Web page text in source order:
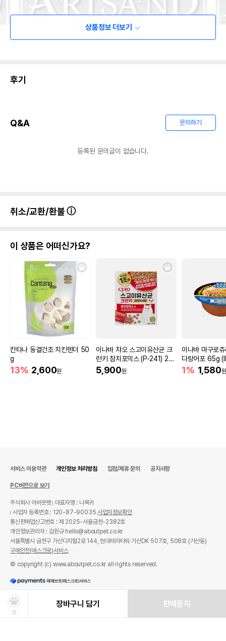
상품정보 더보기
후기
Q&A 문의하기
등록된 문의글이 없습니다.
취소/교환/환불
이 상품은 어떠신가요?
칸타나 동결건조 치킨텐더 50
g
13% 2,600원
이나바 챠오 스고이유산균 크
런키 참치포믹스 (P-241) 20
0g
5,900원
이나바 마구로
다랑어포 65g
1% 1,580원
찜
장바구니 담기 판매중지
서비스 이용약관 개인정보 처리방침 입점/제휴 문의 공지사항
PC버전으로 보기
주식회사 어바웃펫
대표자명 : 나옥귀
사업자 등록번호 : 120-87-90035사업자정보확인
통신판매업신고번호 : 제 2025-서울금천-2382호
개인정보관리자 : 김원규 hello@aboutpet.co.kr
서울특별시 금천구 가산디지털2로 144, 현대테라타워 가산DK 507호, 508호 (가산동)
구매안전(에스크로)서비스
© copyright (c) www.aboutpet.co.kr all rights reserved.